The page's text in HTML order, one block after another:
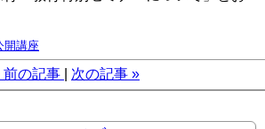
開講座
前の記事 次の記事 »